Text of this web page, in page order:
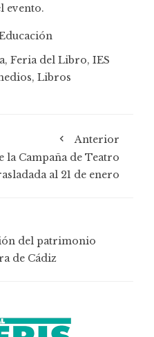
evento.
, Feria del Libro, IES
, Libros
Anterior
la Campaña de Teatro
al 21 de enero
del patrimonio
de Cádiz